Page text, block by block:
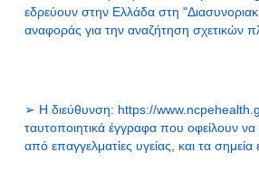
εδρεύουν στην Ελλάδα στη
αναφοράς για την αναζήτηση σχετικών
➢ Η διεύθυνση: https://
ταυτοποιητικά έγγραφα που οφείλουν να
από επαγγελματίες υγείας, και τα σημεία